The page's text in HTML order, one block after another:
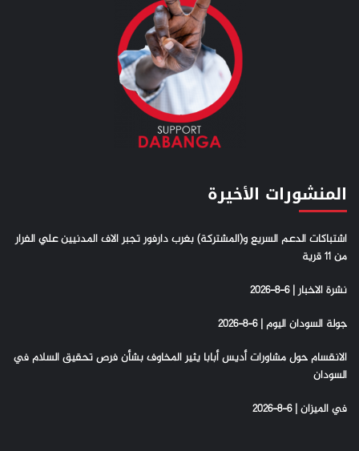
المنشورات الأخيرة
اشتباكات الدعم السريع و(المشتركة) بغرب دارفور تجبر الاف المدنيين علي الفرار
من 11 قرية
نشرة الاخبار | 6-8-2026
جولة السودان اليوم | 6-8-2026
الانقسام حول مشاورات أديس أبابا يثير المخاوف بشأن فرص تحقيق السلام في
السودان
في الميزان | 6-8-2026